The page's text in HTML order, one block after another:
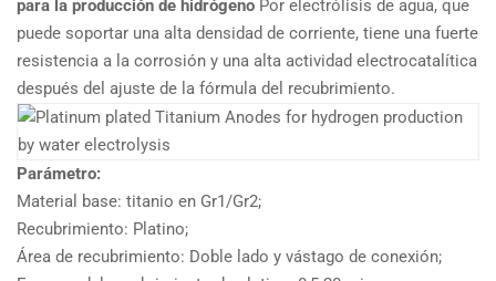
para la producción de hidrógeno Por electrólisis de agua, que
puede soportar una alta densidad de corriente, tiene una fuerte
resistencia a la corrosión y una alta actividad electrocatalítica
después del ajuste de la fórmula del recubrimiento.
Parámetro:
Material base: titanio en Gr1/Gr2;
Recubrimiento: Platino;
Área de recubrimiento: Doble lado y vástago de conexión;